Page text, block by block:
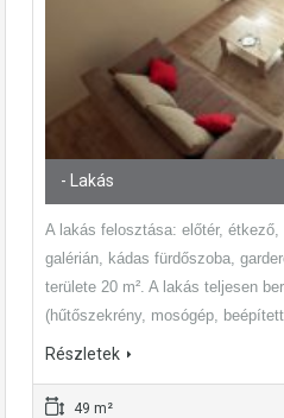
- Lakás
A lakás felosztása: előtér,
galérián, kádas fürdőszoba,
területe 20 m². A lakás teljesen
(hűtőszekrény, mosógép,
Részletek
49 m²